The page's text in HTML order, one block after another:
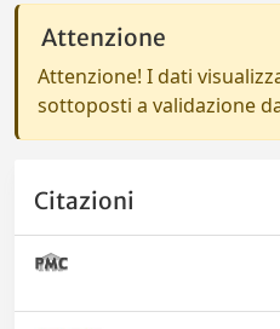
Attenzione
Attenzione! I dati
sottoposti a validazione
Citazioni